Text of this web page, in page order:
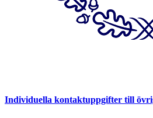
Individuella kontaktuppgifter till